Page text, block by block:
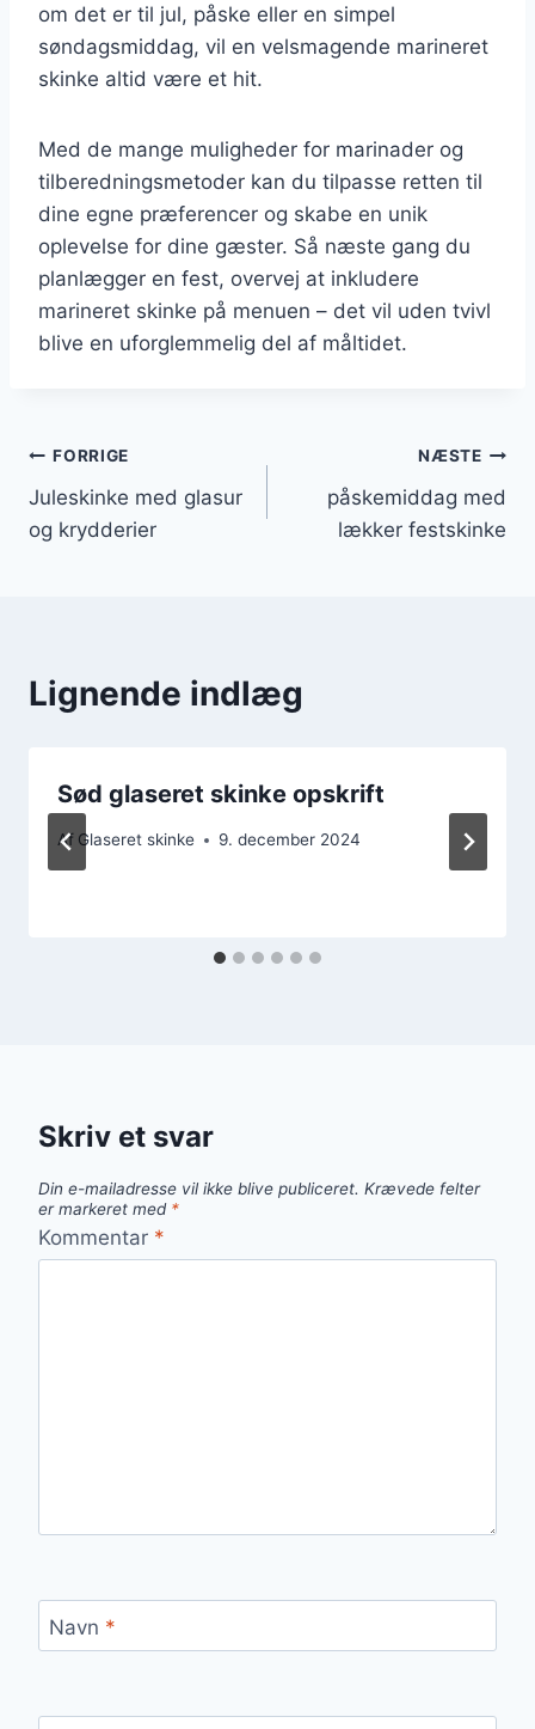
om det er til jul, påske eller en simpel
søndagsmiddag, vil en velsmagende marineret
skinke altid være et hit.
Med de mange muligheder for marinader og
tilberedningsmetoder kan du tilpasse retten til
dine egne præferencer og skabe en unik
oplevelse for dine gæster. Så næste gang du
planlægger en fest, overvej at inkludere
marineret skinke på menuen – det vil uden tvivl
blive en uforglemmelig del af måltidet.
Indlægsnavigation
FORRIGE
Juleskinke med glasur
og krydderier
NÆSTE
påskemiddag med
lækker festskinke
Lignende indlæg
Sød glaseret skinke opskrift
Af Glaseret skinke 9. december 2024
Skriv et svar
Din e-mailadresse vil ikke blive publiceret. Krævede felter
er markeret med *
Kommentar *
Navn *